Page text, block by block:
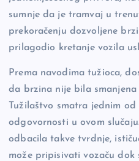
sumnje da je tramvaj u
prekoračenju dozvoljene
prilagodio kretanje vozila
Prema navodima tužioca,
da brzina nije bila
Tužilaštvo smatra jednim
odgovornosti u ovom
odbacila takve tvrdnje,
može pripisivati vozaču